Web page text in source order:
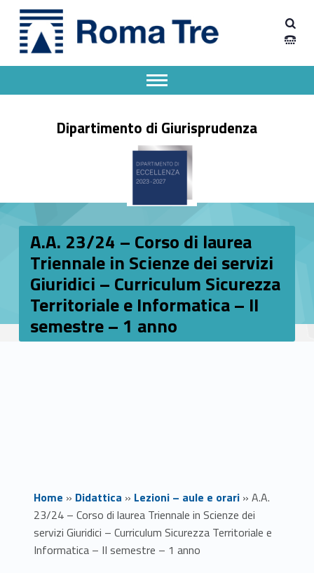
A.A. 23/24 – Corso di laurea Triennale in Scienze dei servizi Giuridici – Curriculum Sicurezza Territoriale e Informatica – II semestre – 1 anno - Dipartimento Giurisprudenza
Dipartimento di Giurisprudenza
Primary Menu
Apri il menu secondario
Header info sidebar
A.A. 23/24 – Corso di laurea
Triennale in Scienze dei servizi
Giuridici – Curriculum Sicurezza
Territoriale e Informatica – II
semestre – 1 anno
Home » Didattica » Lezioni – aule e orari» A.A.
23/24 – Corso di laurea Triennale in Scienze dei
servizi Giuridici – Curriculum Sicurezza Territoriale e
Informatica – II semestre – 1 anno